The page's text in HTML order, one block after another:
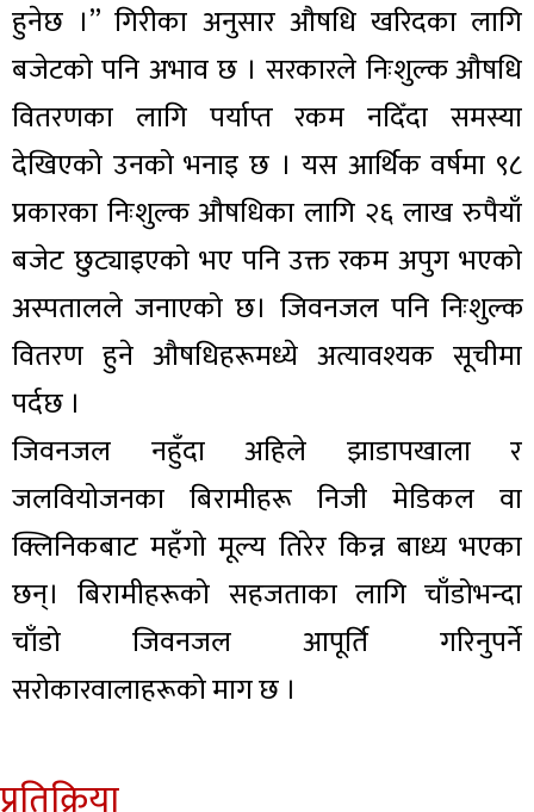
हुनेछ ।” गिरीका अनुसार औषधि खरिदका लागि
बजेटको पनि अभाव छ । सरकारले निःशुल्क औषधि
वितरणका लागि पर्याप्त रकम नदिँदा समस्या
देखिएको उनको भनाइ छ । यस आर्थिक वर्षमा ९८
प्रकारका निःशुल्क औषधिका लागि २६ लाख रुपैयाँ
बजेट छुट्याइएको भए पनि उक्त रकम अपुग भएको
अस्पतालले जनाएको छ। जिवनजल पनि निःशुल्क
वितरण हुने औषधिहरूमध्ये अत्यावश्यक सूचीमा
पर्दछ ।
जिवनजल नहुँदा अहिले झाडापखाला र
जलवियोजनका बिरामीहरू निजी मेडिकल वा
क्लिनिकबाट महँगो मूल्य तिरेर किन्न बाध्य भएका
छन्। बिरामीहरूको सहजताका लागि चाँडोभन्दा
चाँडो जिवनजल आपूर्ति गरिनुपर्ने
सरोकारवालाहरूको माग छ ।